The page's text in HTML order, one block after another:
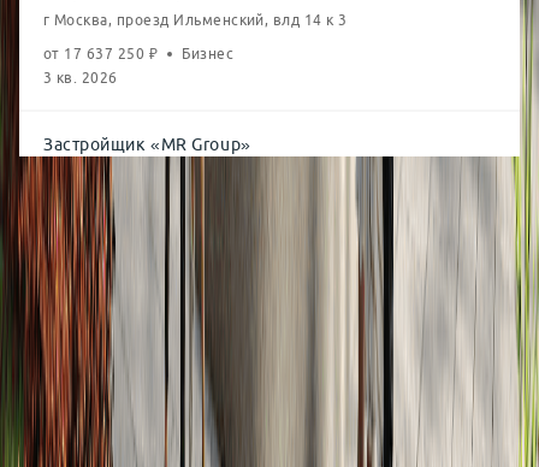
г Москва, проезд Ильменский, влд 14 к 3
от 17 637 250 ₽
Бизнес
3 кв. 2026
Застройщик «MR Group»
Студия
от
28.7 м²
от 20,20 млн
1-комн.
от 33.9 м²
от 22,42 млн
2-комн.
51.9
м²
29,25 млн
3-комн.
73.3 м²
от 39,91 млн
4-комн.